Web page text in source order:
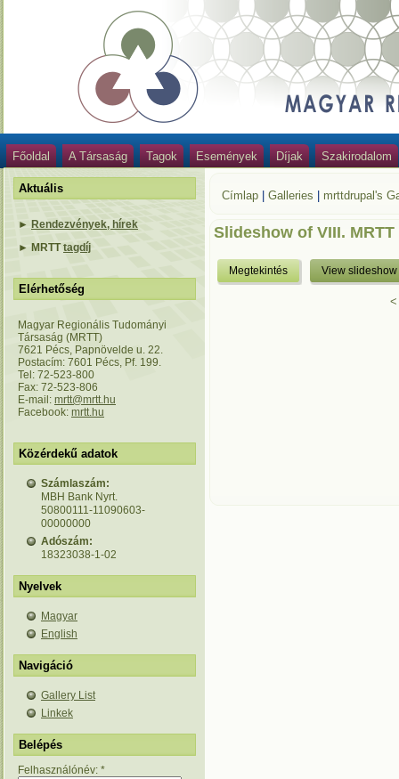
Főoldal A Társaság Tagok Események Díjak Szakirodalom
Aktuális
► Rendezvények, hírek
► MRTTtagdíj
Elérhetőség
Magyar Regionális Tudományi
Társaság (MRTT)
7621 Pécs, Papnövelde u. 22.
Postacím: 7601 Pécs, Pf. 199.
Tel: 72-523-800
Fax: 72-523-806
E-mail: mrtt@mrtt.hu
Facebook: mrtt.hu
Közérdekű adatok
Számlaszám:
MBH Bank Nyrt.
50800111-11090603-
00000000
Adószám:
18323038-1-02
Nyelvek
Magyar
English
Navigáció
Gallery List
Linkek
Belépés
Felhasználónév: *
Címlap |Galleries mrttdrupal's
Slideshow of VIII.
Megtekintés View slideshow